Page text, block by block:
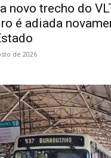
novo trecho do
é adiada
de 2026